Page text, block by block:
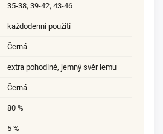
35-38, 39-42, 43-46
každodenní použití
Černá
extra pohodlné, jemný svěr lemu
Černá
80 %
5 %